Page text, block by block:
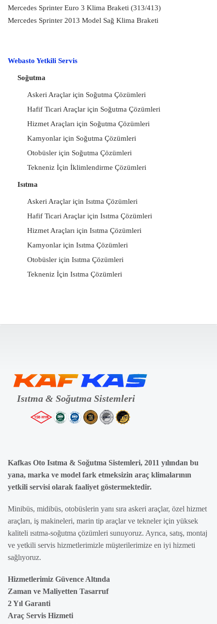
Mercedes Sprinter Euro 3 Klima Braketi (313/413)
Mercedes Sprinter 2013 Model Sağ Klima Braketi
Webasto Yetkili Servis
Soğutma
Askeri Araçlar için Soğutma Çözümleri
Hafif Ticari Araçlar için Soğutma Çözümleri
Hizmet Araçları için Soğutma Çözümleri
Kamyonlar için Soğutma Çözümleri
Otobüsler için Soğutma Çözümleri
Tekneniz İçin İklimlendirme Çözümleri
Isıtma
Askeri Araçlar için Isıtma Çözümleri
Hafif Ticari Araçlar için Isıtma Çözümleri
Hizmet Araçları için Isıtma Çözümleri
Kamyonlar için Isıtma Çözümleri
Otobüsler için Isıtma Çözümleri
Tekneniz İçin Isıtma Çözümleri
Kafkas Oto Isıtma & Soğutma Sistemleri, 2011 yılından bu
yana, marka ve model fark etmeksizin araç klimalarının
yetkili servisi olarak faaliyet göstermektedir.
Minibüs, midibüs, otobüslerin yanı sıra askeri araçlar, özel hizmet
araçları, iş makineleri, marin tip araçlar ve tekneler için yüksek
kaliteli ısıtma-soğutma çözümleri sunuyoruz. Ayrıca, satış, montaj
ve yetkili servis hizmetlerimizle müşterilerimize en iyi hizmeti
sağlıyoruz.
Hizmetlerimiz Güvence Altında
Zaman ve Maliyetten Tasarruf
2 Yıl Garanti
Araç Servis Hizmeti